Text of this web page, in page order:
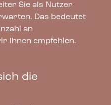
Sie als Nutzer
Das bedeutet
an
Ihnen empfehlen.
die